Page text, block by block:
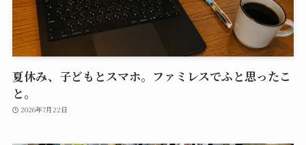
夏休み、子どもとスマホ。ファミレスでふと思ったこ
と。
2026年7月22日